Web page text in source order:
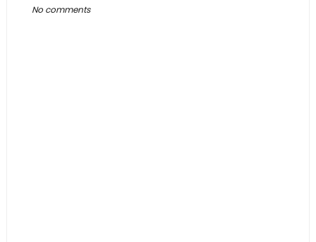
No comments